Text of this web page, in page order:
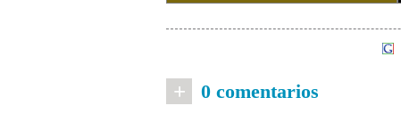
+ 0 comentarios